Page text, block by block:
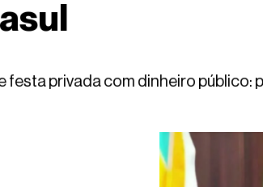
festa privada com dinheiro público: